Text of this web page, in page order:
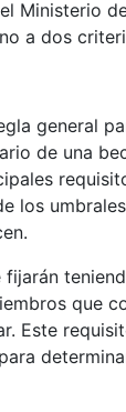
Ministerio
a dos
general
de una
los
fijarán
que
Este